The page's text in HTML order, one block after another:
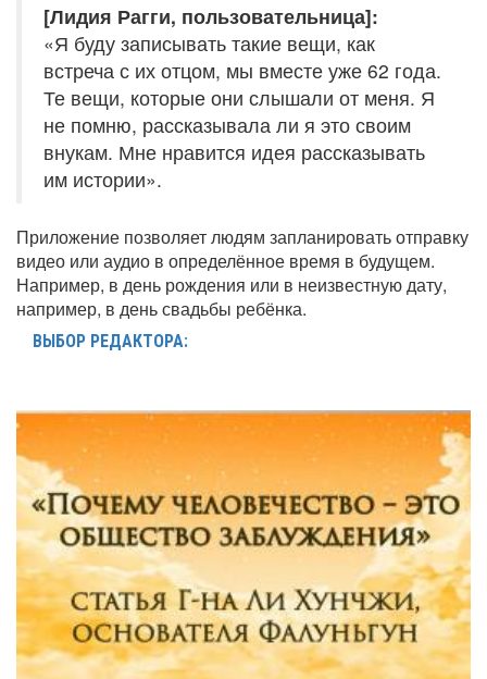
[Лидия Рагги, пользовательница]:
«Я буду записывать такие вещи, как
встреча с их отцом, мы вместе уже 62 года.
Те вещи, которые они слышали от меня. Я
не помню, рассказывала ли я это своим
внукам. Мне нравится идея рассказывать
им истории».
Приложение позволяет людям запланировать отправку
видео или аудио в определённое время в будущем.
Например, в день рождения или в неизвестную дату,
например, в день свадьбы ребёнка.
ВЫБОР РЕДАКТОРА: